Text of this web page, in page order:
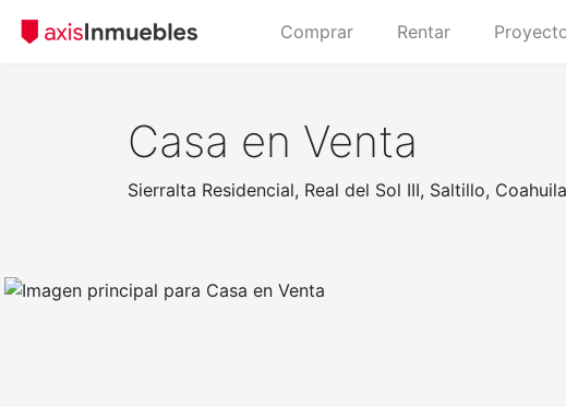
Comprar Rentar
Casa en Venta
Sierralta Residencial, Real del Sol III, Saltillo,